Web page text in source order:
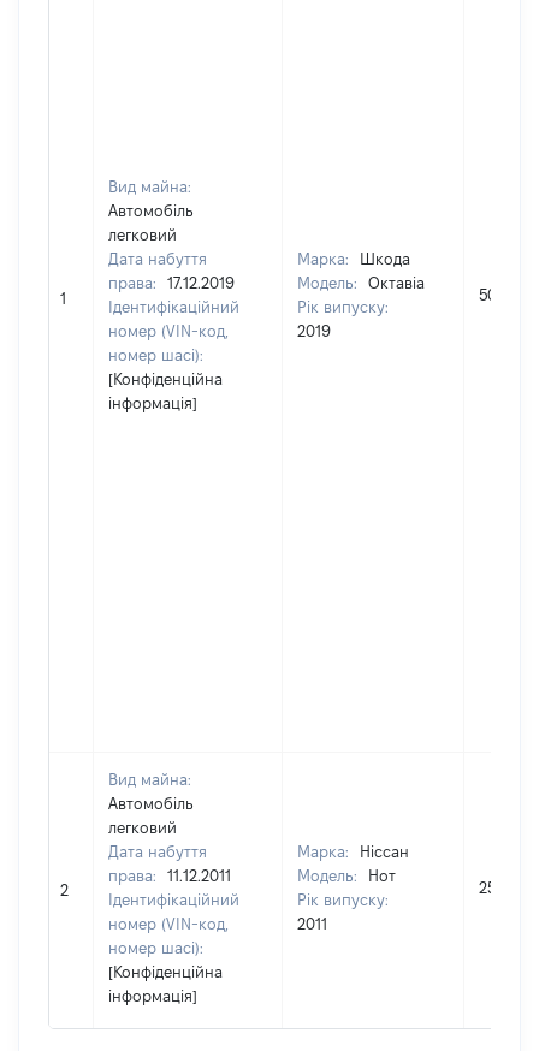
1
Вид майна:
Автомобіль
легковий
Дата набуття
права:
17.12.2019
Ідентифікаційний
номер (VIN-код,
номер шасі):
[Конфіденційна
інформація]
Марка:
Шкода
Модель:
Октавіа
Рік випуску:
2019
505000
2
Вид майна:
Автомобіль
легковий
Дата набуття
права:
11.12.2011
Ідентифікаційний
номер (VIN-код,
номер шасі):
[Конфіденційна
інформація]
Марка:
Ніссан
Модель:
Нот
Рік випуску:
2011
251100